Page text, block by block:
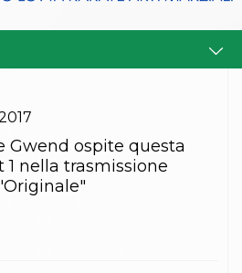
Sportiva
Partners
Trasparenza
Judo
disciplina
News
Gwend ospite questa
1 nella trasmissione